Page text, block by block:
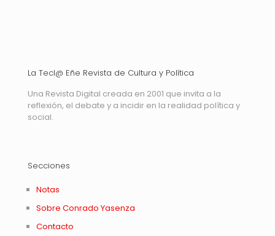
La Tecl@ Eñe Revista de Cultura y Política
Una Revista Digital creada en 2001 que invita a la
reflexión, el debate y a incidir en la realidad política y
social.
Secciones
Notas
Sobre Conrado Yasenza
Contacto